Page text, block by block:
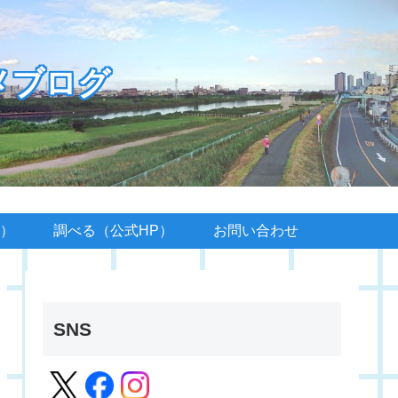
ブログ
調べる（公式HP） お問い合わせ
SNS